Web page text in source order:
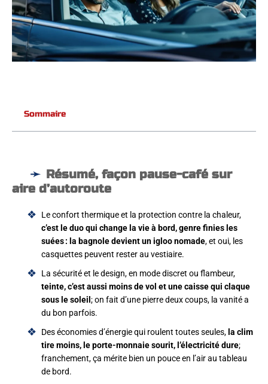
Sommaire
Résumé, façon pause-café sur
aire d’autoroute
Le confort thermique et la protection contre la chaleur,
c’est le duo qui change la vie à bord, genre finies les
suées : la bagnole devient un igloo nomade, et oui, les
casquettes peuvent rester au vestiaire.
La sécurité et le design, en mode discret ou flambeur,
teinte, c’est aussi moins de vol et une caisse qui claque
sous le soleil ; on fait d’une pierre deux coups, la vanité a
du bon parfois.
Des économies d’énergie qui roulent toutes seules, la clim
tire moins, le porte-monnaie sourit, l’électricité dure;
franchement, ça mérite bien un pouce en l’air au tableau
de bord.